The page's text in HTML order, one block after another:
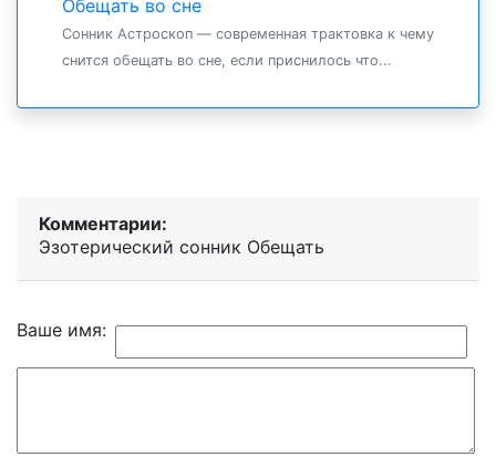
Обещать во сне
Сонник Астроскоп — современная трактовка к чему
снится обещать во сне, если приснилось что...
Комментарии:
Эзотерический cонник Обещать
Ваше имя: